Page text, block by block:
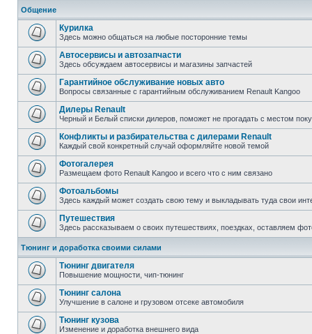
Общение
Курилка
Здесь можно общаться на любые посторонние темы
Автосервисы и автозапчасти
Здесь обсуждаем автосервисы и магазины запчастей
Гарантийное обслуживание новых авто
Вопросы связанные с гарантийным обслуживанием Renault Kangoo
Дилеры Renault
Черный и Белый списки дилеров, поможет не прогадать с местом
Конфликты и разбирательства с дилерами Renault
Каждый свой конкретный случай оформляйте новой темой
Фотогалерея
Размещаем фото Renault Kangoo и всего что с ним связано
Фотоальбомы
Здесь каждый может создать свою тему и выкладывать туда свои
Путешествия
Здесь рассказываем о своих путешествиях, поездках, оставляем
Тюнинг и доработка своими силами
Тюнинг двигателя
Повышение мощности, чип-тюнинг
Тюнинг салона
Улучшение в салоне и грузовом отсеке автомобиля
Тюнинг кузова
Изменение и доработка внешнего вида